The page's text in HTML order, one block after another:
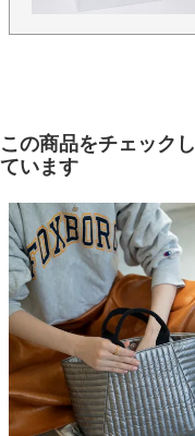
この商品をチェック
ています